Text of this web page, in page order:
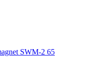
SWM-2 65